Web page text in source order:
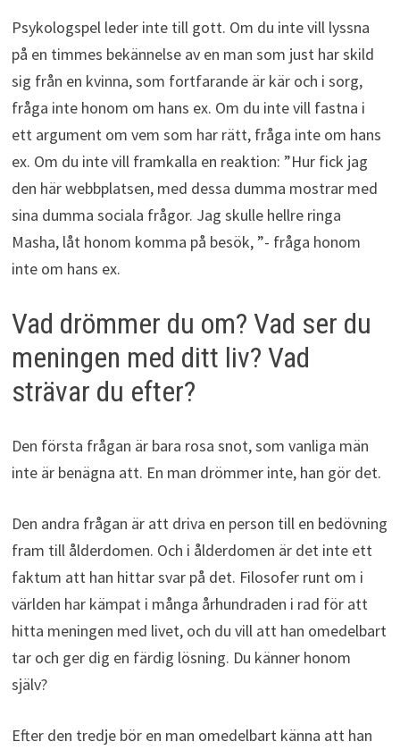
Psykologspel leder inte till gott. Om du inte vill lyssna
på en timmes bekännelse av en man som just har skild
sig från en kvinna, som fortfarande är kär och i sorg,
fråga inte honom om hans ex. Om du inte vill fastna i
ett argument om vem som har rätt, fråga inte om hans
ex. Om du inte vill framkalla en reaktion: ”Hur fick jag
den här webbplatsen, med dessa dumma mostrar med
sina dumma sociala frågor. Jag skulle hellre ringa
Masha, låt honom komma på besök, ”- fråga honom
inte om hans ex.
Vad drömmer du om? Vad ser du
meningen med ditt liv? Vad
strävar du efter?
Den första frågan är bara rosa snot, som vanliga män
inte är benägna att. En man drömmer inte, han gör det.
Den andra frågan är att driva en person till en bedövning
fram till ålderdomen. Och i ålderdomen är det inte ett
faktum att han hittar svar på det. Filosofer runt om i
världen har kämpat i många århundraden i rad för att
hitta meningen med livet, och du vill att han omedelbart
tar och ger dig en färdig lösning. Du känner honom
själv?
Efter den tredje bör en man omedelbart känna att han